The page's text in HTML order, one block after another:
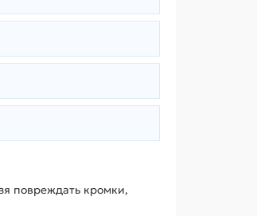
повреждать кромки,